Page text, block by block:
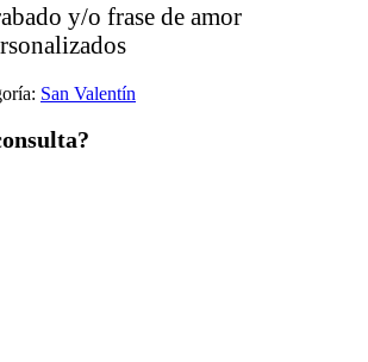
y/o frase de amor
San Valentín